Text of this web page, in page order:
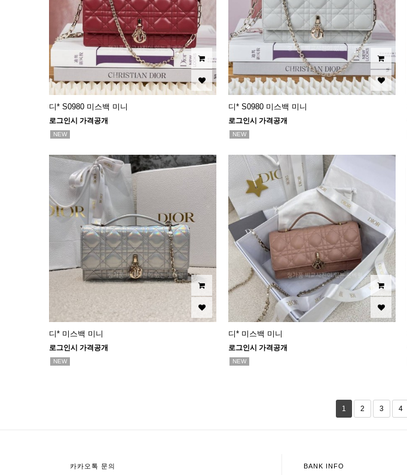
디* S0980 미스백 미니
로그인시 가격공개
NEW
디* S0980 미스백 미니
로그인시 가격공개
NEW
디* 미스백 미니
로그인시 가격공개
NEW
디* 미스백 미니
로그인시 가격공개
NEW
1 2 3 4
카카오톡 문의 BANK INFO